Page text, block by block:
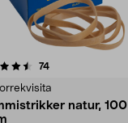
74anmeldelser
natur, 100
4.0 av 5 stjerner